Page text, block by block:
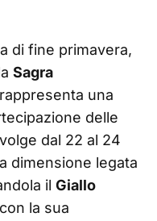
di fine primavera,
Sagra
una
delle
dal 22 al 24
dimensione legata
il Giallo
la sua